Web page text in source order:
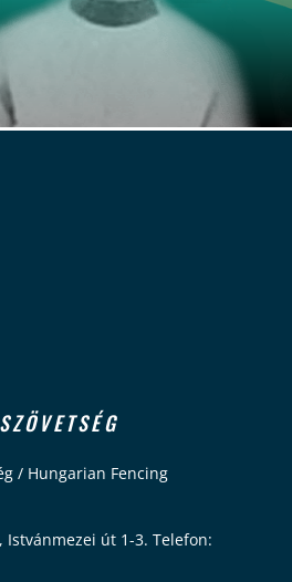
/ Hungarian Fencing
út 1-3. Telefon: